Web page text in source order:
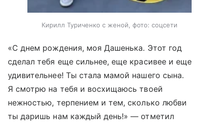
Кирилл Туриченко с женой, фото: соцсети
«С днем рождения, моя Дашенька. Этот год
сделал тебя еще сильнее, еще красивее и еще
удивительнее! Ты стала мамой нашего сына.
Я смотрю на тебя и восхищаюсь твоей
нежностью, терпением и тем, сколько любви
ты даришь нам каждый день!» — отметил